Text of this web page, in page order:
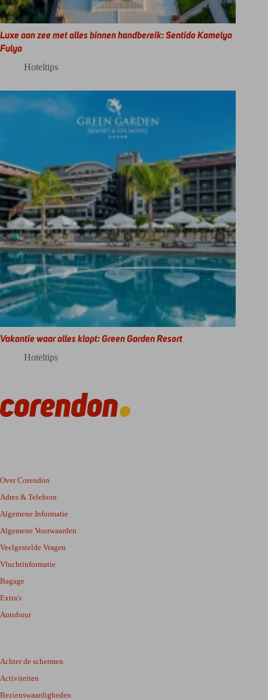
Luxe aan zee met alles binnen handbereik: Sentido Kamelya
Fulya
Hoteltips
Vakantie waar alles klopt: Green Garden Resort
Hoteltips
Over Corendon
Adres & Telefoon
Algemene Informatie
Algemene Voorwaarden
Veelgestelde Vragen
Vluchtinformatie
Bagage
Extra's
Autohuur
Achter de schermen
Activiteiten
Bezienswaardigheden